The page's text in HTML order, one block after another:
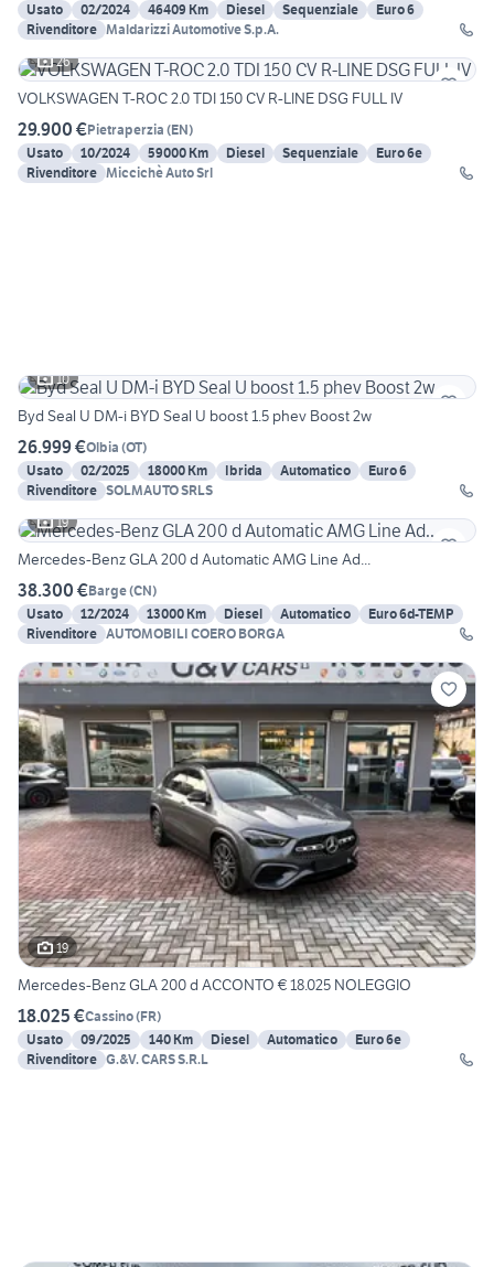
Usato
02/2024 46409 Km Diesel Sequenziale
Euro 6
Rivenditore Maldarizzi Automotive S.p.A.
26
VOLKSWAGEN T-ROC 2.0 TDI 150 CV R-LINE DSG FULL IV
29.900 €Pietraperzia (EN)
Usato
10/2024 59000 Km Diesel Sequenziale
Euro 6e
Rivenditore Miccichè Auto Srl
10
Byd Seal U DM-i BYD Seal U boost 1.5 phev Boost 2w
26.999 €Olbia (OT)
Usato
02/2025 18000 Km Ibrida Automatico
Euro 6
Rivenditore SOLMAUTO SRLS
19
Mercedes-Benz GLA 200 d Automatic AMG Line Ad...
38.300 €Barge(CN)
Usato
12/2024 13000 Km Diesel Automatico
Euro 6d-TEMP
Rivenditore AUTOMOBILI COERO BORGA
19
Mercedes-Benz GLA 200 d ACCONTO € 18.025 NOLEGGIO
18.025 €Cassino(FR)
Usato
09/2025 140 Km Diesel Automatico
Euro 6e
Rivenditore G.&V. CARS S.R.L